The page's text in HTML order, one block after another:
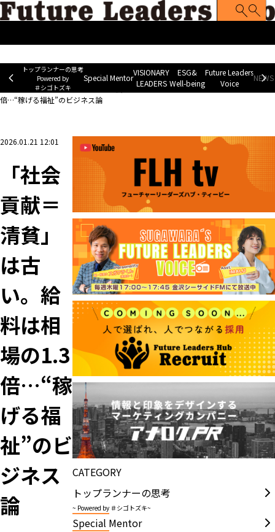
トップランナーの思考
Powered by
＃シゴトズキ
Special Mentor
VISIONARY
LEADERS
ESG&
Well-being
Future Leaders
Voice
Future Leaders Voice
「社会貢献＝清貧」は古い。給料は相場の1.3
倍…“稼げる福祉”のビジネス論
2026.01.21 12:01
「社会
貢献＝
清貧」
は古
い。給
料は相
場の1.3
倍…“稼
げる福
祉”のビ
ジネス
論
CATEGORY
トップランナーの思考
~ Powered by ＃シゴトズキ~
Special Mentor